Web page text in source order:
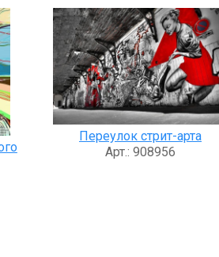
Переулок стрит-арта
Арт.: 908956